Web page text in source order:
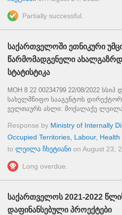
Partially successful.
საქართველოში ეთნიკური
წარმომადგენელი
სტატისტიკა
MOH 8 22 00234799 22/08/2022
სახელმწიფო სააგენტოს
ველთაურს ასლი: მოქალაქე ლეილა
Response by Ministry of Internally
Occupied Territories, Labour,
to ლეილა ჩხეტიანი on August 23,
Long overdue.
საქართველოს 2021-2022
დაფინანსებული პროექტები